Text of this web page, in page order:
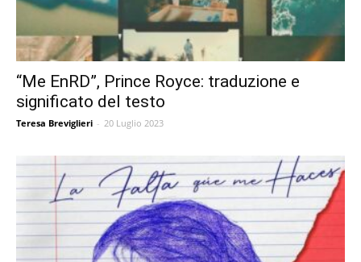
“Me EnRD”, Prince Royce: traduzione e
significato del testo
Teresa Breviglieri - 20 Luglio 2023